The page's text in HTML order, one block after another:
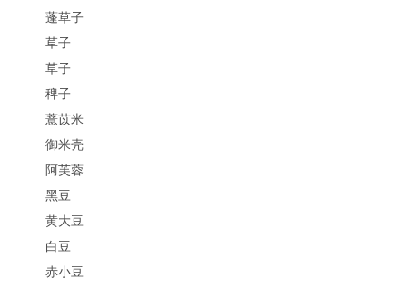
蓬草子
草子
草子
稗子
薏苡米
御米壳
阿芙蓉
黑豆
黄大豆
白豆
赤小豆